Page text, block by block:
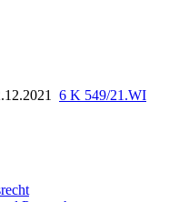
6 K 549/21.WI